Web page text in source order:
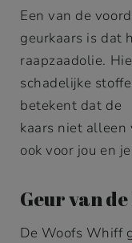
Een van de
geurkaars is dat
raapzaadolie.
schadelijke
betekent dat de
kaars niet alleen
ook voor jou en
Geur van
De Woofs Whiff